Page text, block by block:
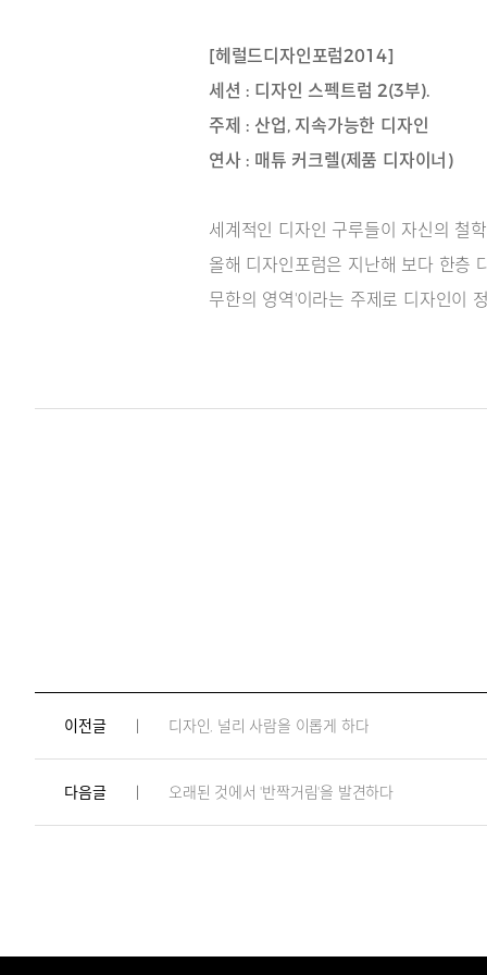
[헤럴드디자인포럼2014]
세션 : 디자인 스펙트럼 2(3부).
주제 : 산업, 지속가능한 디자인
연사 : 매튜 커크렐(제품 디자이너)
세계적인 디자인 구루들이 자신의 철
올해 디자인포럼은 지난해 보다 한층
무한의 영역'이라는 주제로 디자인이
이전글 디자인, 널리 사람을 이롭게 하다
다음글 오래된 것에서 '반짝거림'을 발견하다